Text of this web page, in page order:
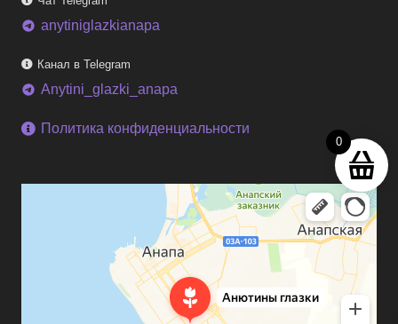
0
telegram anytiniglazkianapa
Канал в Telegram
telegram Anytini_glazki_anapa
Политика конфиденциальности